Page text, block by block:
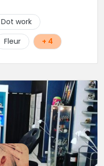
Dot work
Fleur + 4